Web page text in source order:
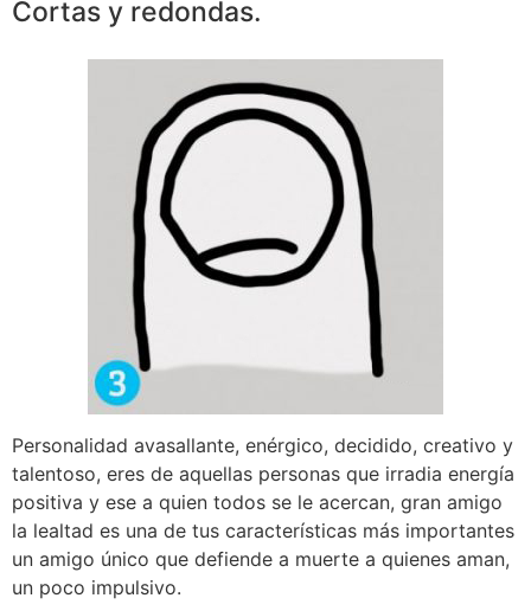
Cortas y redondas.
Personalidad avasallante, enérgico, decidido, creativo y
talentoso, eres de aquellas personas que irradia energía
positiva y ese a quien todos se le acercan, gran amigo
la lealtad es una de tus características más importantes
un amigo único que defiende a muerte a quienes aman,
un poco impulsivo.